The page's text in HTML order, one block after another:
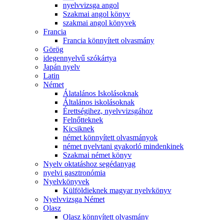
nyelvvizsga angol
Szakmai angol könyv
szakmai angol könyvek
Francia
Francia könnyített olvasmány
Görög
idegennyelvű szókártya
Japán nyelv
Latin
Német
Álatalános Iskolásoknak
Általános iskolásoknak
Érettségihez, nyelvvizsgához
Felnőtteknek
Kicsiknek
német könnyített olvasmányok
német nyelvtani gyakorló mindenkinek
Szakmai német könyv
Nyelv oktatáshoz segédanyag
nyelvi gasztronómia
Nyelvkönyvek
Külföldieknek magyar nyelvkönyv
Nyelvvizsga Német
Olasz
Olasz könnyített olvasmány